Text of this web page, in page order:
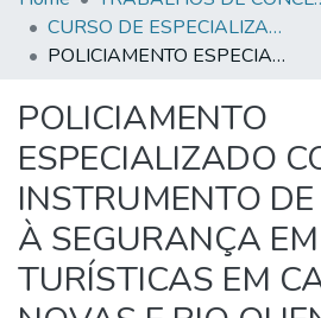
All of DSpace
CURSO DE ESPECIALIZAÇÃO EM GERENCIAMENTO EM SEGURANÇA PÚBLICA - CEGESP - 2025
POLICIAMENTO ESPECIALIZADO COMO INSTRUMENTO DE FOMENTO À SEGURANÇA EM ÁREAS TURÍSTICAS EM CALDAS NOVAS E RIO QUENTE (TCC CEGESP 2025)
POLICIAMENTO
ESPECIALIZADO
INSTRUMENTO
À SEGURANÇA
TURÍSTICAS EM